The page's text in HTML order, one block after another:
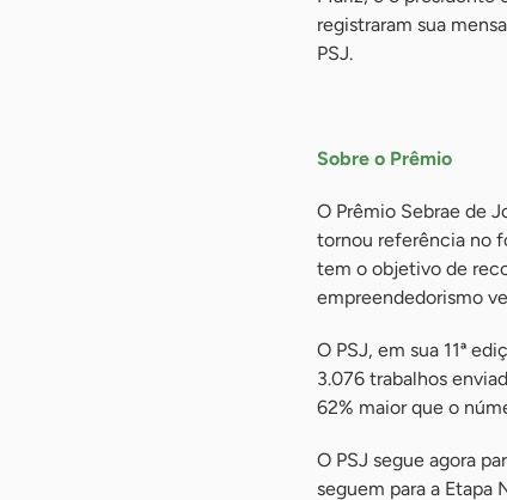
registraram sua
PSJ.
Sobre o Prêmio
O Prêmio Sebrae de
tornou referência no
tem o objetivo de
empreendedorismo
O PSJ, em sua 11ª
3.076 trabalhos
62% maior que o
O PSJ segue agora
seguem para a Etapa